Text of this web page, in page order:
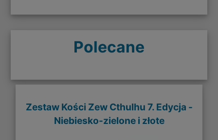
Polecane
Zestaw Kości Zew Cthulhu 7. Edycja -
Niebiesko-zielone i złote